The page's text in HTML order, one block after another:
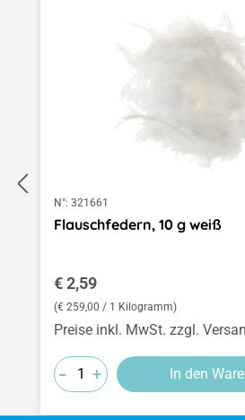
N°: 321661
Flauschfedern, 10 g weiß
Regulärer Preis:
€ 2,59
(€ 259,00 / 1 Kilogramm)
Preise inkl. MwSt. zzgl.
-
-
- +
+
+ In den